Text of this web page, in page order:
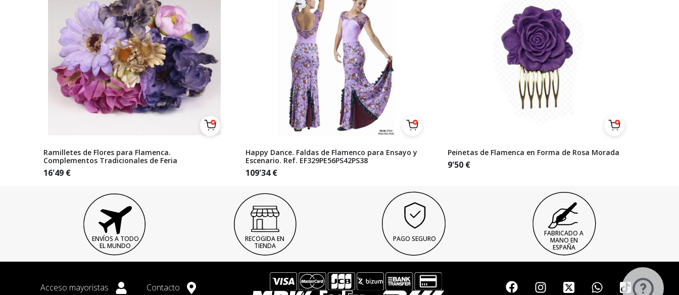
Ramilletes de Flores para Flamenca.
Complementos Tradicionales de Feria
16'49 €
Happy Dance. Faldas de Flamenco para Ensayo y
Escenario. Ref. EF329PE56PS42PS38
109'34€
Peinetas de Flamenca en Forma de Rosa Morada
9'50 €
ENVÍOS A TODO
EL MUNDO
RECOGIDA EN
TIENDA
PAGO SEGURO
FABRICADO A
MANO EN
ESPAÑA
Acceso mayoristas Contacto